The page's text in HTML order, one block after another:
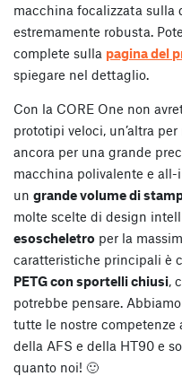
macchina focalizzata sulla
estremamente robusta.
complete sulla pagina del
spiegare nel dettaglio.
Con la CORE One non
prototipi veloci, un’altra
ancora per una grande
macchina polivalente e
un grande volume di
molte scelte di design
esoscheletro per la
caratteristiche principali è
PETG con sportelli chiusi,
potrebbe pensare.
tutte le nostre
della AFS e della HT90 e
quanto noi! 🙂